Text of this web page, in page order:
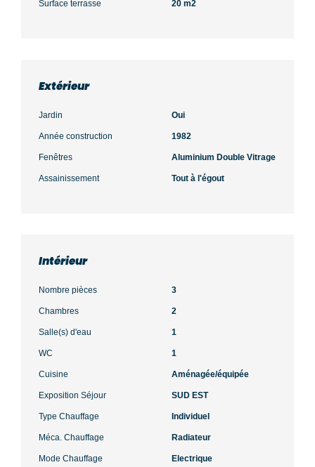
Surface terrasse 20 m2
Extérieur
Jardin Oui
Année construction 1982
Fenêtres Aluminium Double Vitrage
Assainissement Tout à l'égout
Intérieur
Nombre pièces 3
Chambres 2
Salle(s) d'eau 1
WC 1
Cuisine Aménagée/équipée
Exposition Séjour SUD EST
Type Chauffage Individuel
Méca. Chauffage Radiateur
Mode Chauffage Electrique